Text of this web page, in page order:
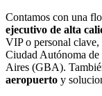
Contamos con una
ejecutivo de alta
VIP o personal clave,
Ciudad Autónoma
Aires (GBA).
aeropuerto y